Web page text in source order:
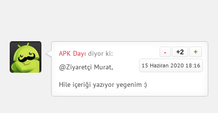
- +2 +
APK Dayı diyor ki:
15 Haziran 2020 18:16
@Ziyaretçi Murat,
Hile içeriği yazıyor yegenim :)